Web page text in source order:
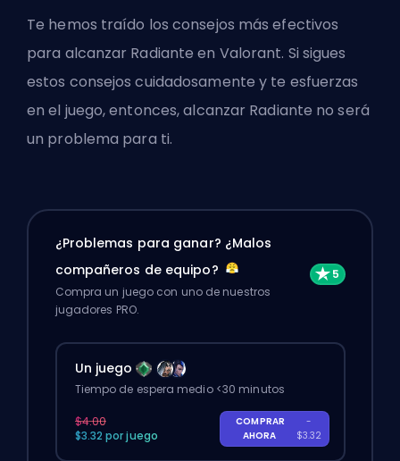
Te hemos traído los consejos más efectivos
para alcanzar Radiante en Valorant. Si sigues
estos consejos cuidadosamente y te esfuerzas
en el juego, entonces, alcanzar Radiante no será
un problema para ti.
¿Problemas para ganar? ¿Malos
compañeros de equipo?
Compra un juego con uno de nuestros
jugadores PRO.
Un juego
Tiempo de espera medio <30 minutos
$4.00
$3.32 por juego
COMPRAR
AHORA
-
$3.32